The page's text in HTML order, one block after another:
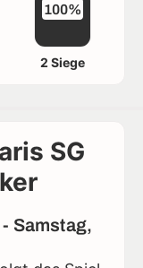
100%
2 Siege
SG
Samstag,